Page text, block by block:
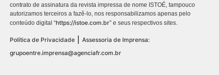
contrato de assinatura da revista impressa de nome ISTOÉ, tampouco
autorizamos terceiros a fazê-lo, nos responsabilizamos apenas pelo
conteúdo digital “https://istoe.com.br” e seus respectivos sites.
Política de Privacidade
Assessoria de Imprensa:
grupoentre.imprensa@agenciafr.com.br